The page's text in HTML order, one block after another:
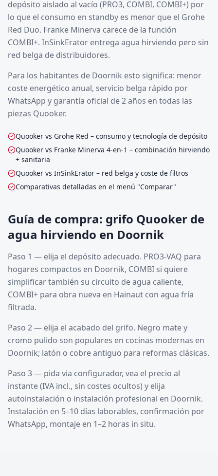
depósito aislado al vacío (PRO3, COMBI, COMBI+) por
lo que el consumo en standby es menor que el Grohe
Red Duo. Franke Minerva carece de la función
COMBI+. InSinkErator entrega agua hirviendo pero sin
red belga de distribuidores.
Para los habitantes de Doornik esto significa: menor
coste energético anual, servicio belga rápido por
WhatsApp y garantía oficial de 2 años en todas las
piezas Quooker.
Quooker vs Grohe Red – consumo y tecnología de depósito
Quooker vs Franke Minerva 4-en-1 – combinación hirviendo
+ sanitaria
Quooker vs InSinkErator – red belga y coste de filtros
Comparativas detalladas en el menú "Comparar"
Guía de compra: grifo Quooker de
agua hirviendo en Doornik
Paso 1 — elija el depósito adecuado. PRO3-VAQ para
hogares compactos en Doornik, COMBI si quiere
simplificar también su circuito de agua caliente,
COMBI+ para obra nueva en Hainaut con agua fría
filtrada.
Paso 2 — elija el acabado del grifo. Negro mate y
cromo pulido son populares en cocinas modernas en
Doornik; latón o cobre antiguo para reformas clásicas.
Paso 3 — pida via configurador, vea el precio al
instante (IVA incl., sin costes ocultos) y elija
autoinstalación o instalación profesional en Doornik.
Instalación en 5–10 días laborables, confirmación por
WhatsApp, montaje en 1–2 horas in situ.